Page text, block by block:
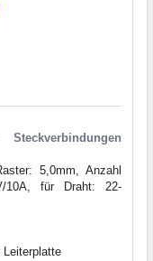
Steckverbindungen
5,0mm, Anzahl
10A, für Draht: 22-
Leiterplatte